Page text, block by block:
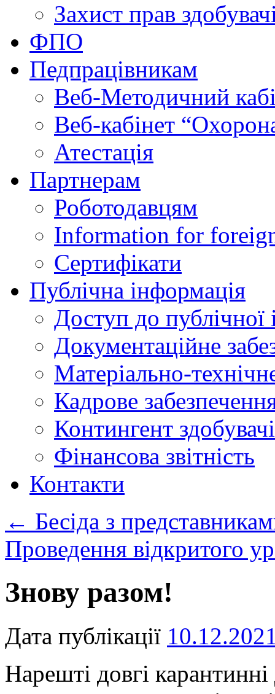
Захист прав
ФПО
Педпрацівникам
Веб-Методичний
Веб-кабінет
Атестація
Партнерам
Роботодавцям
Information for
Сертифікати
Публічна інформація
Доступ до публічної
Документаційне
Матеріально-
Кадрове
Контингент
Фінансова звітність
Контакти
← Бесіда з
Проведення відкритого
Знову разом!
Дата публікації
Нарешті довгі